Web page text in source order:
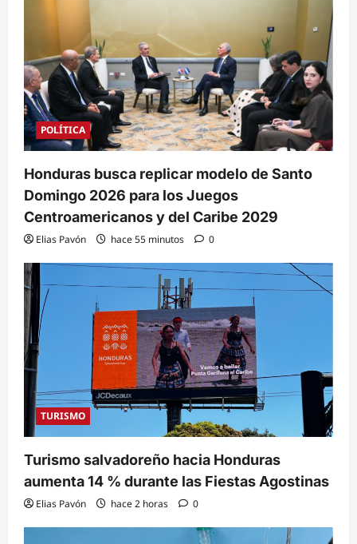
POLÍTICA
Honduras busca replicar modelo de Santo
Domingo 2026 para los Juegos
Centroamericanos y del Caribe 2029
Elias Pavón hace 55 minutos 0
TURISMO
Turismo salvadoreño hacia Honduras
aumenta 14 % durante las Fiestas Agostinas
Elias Pavón hace 2 horas 0